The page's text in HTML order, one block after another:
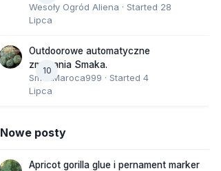
Wesoły Ogród Aliena · Started 28
Lipca
10
Outdoorowe automatyczne
zmagania Smaka.
SmakMaroca999 · Started 4
Lipca
Nowe posty
Apricot gorilla glue i pernament marker